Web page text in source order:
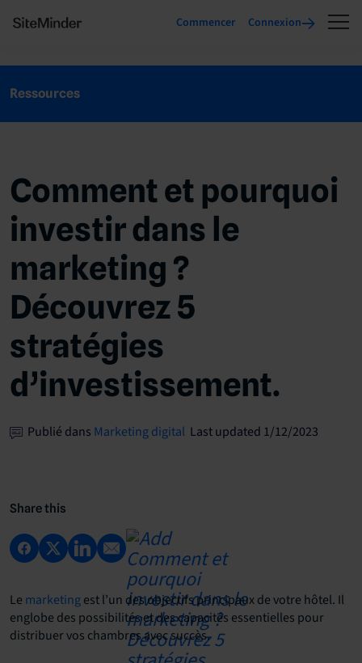
Commencer Connexion
Ressources
Comment et pourquoi
investir dans le
marketing ?
Découvrez 5
stratégies
d’investissement.
Publié dans Marketing digital Last updated 1/12/2023
Share this
Le marketingest l’un des objectifs principaux de votre hôtel. Il
englobe des possibilités et des capacités essentielles pour
distribuer vos chambres avec succès.